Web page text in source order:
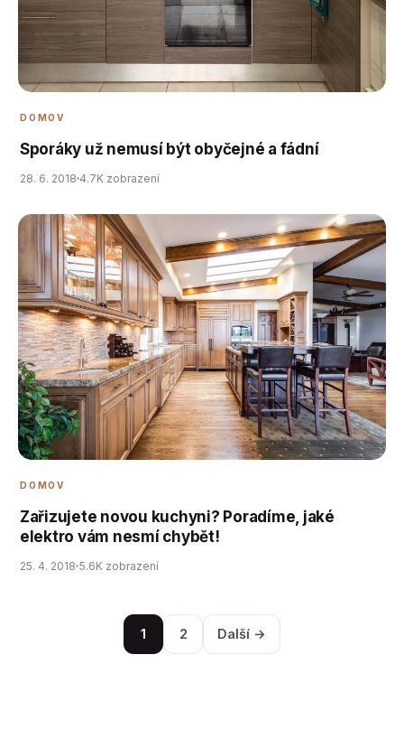
DOMOV
Sporáky už nemusí být obyčejné a fádní
28. 6. 2018 4.7K zobrazení
DOMOV
Zařizujete novou kuchyni? Poradíme, jaké
elektro vám nesmí chybět!
25. 4. 2018 5.6K zobrazení
1 2 Další →